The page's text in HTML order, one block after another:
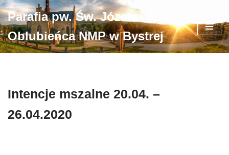
Przejdź
do
treści
Parafia pw. Św. Józefa
Oblubieńca NMP w Bystrej
Intencje mszalne 20.04. –
26.04.2020